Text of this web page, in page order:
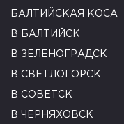
БАЛТИЙСКАЯ КОСА
В БАЛТИЙСК
В ЗЕЛЕНОГРАДСК
В СВЕТЛОГОРСК
В СОВЕТСК
В ЧЕРНЯХОВСК